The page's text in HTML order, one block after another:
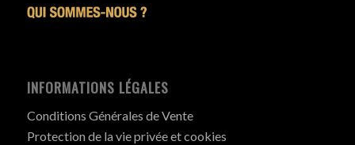
INFORMATIONS LÉGALES
Conditions Générales de Vente
Protection de la vie privée et cookies